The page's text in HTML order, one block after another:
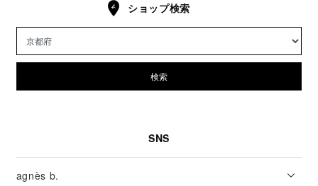
ショップ検索
検索
SNS
agnès b.